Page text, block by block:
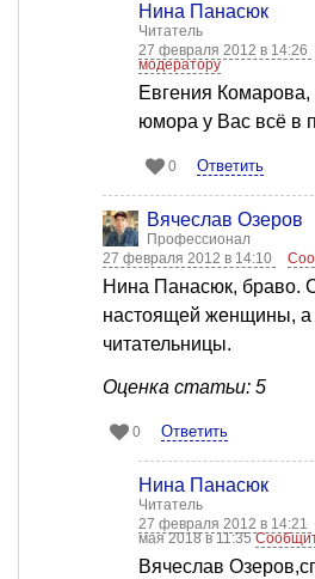
Нина Панасюк
Читатель
27 февраля 2012 в 14:26
модератору
Евгения Комарова,
юмора у Вас всё в
0 Ответить
Вячеслав Озеров
Профессионал
27 февраля 2012 в 14:10
Нина Панасюк, браво.
настоящей женщины, а
читательницы.
Оценка статьи: 5
0 Ответить
Нина Панасюк
Читатель
27 февраля 2012 в 14:21
мая 2018 в 11:35
Вячеслав